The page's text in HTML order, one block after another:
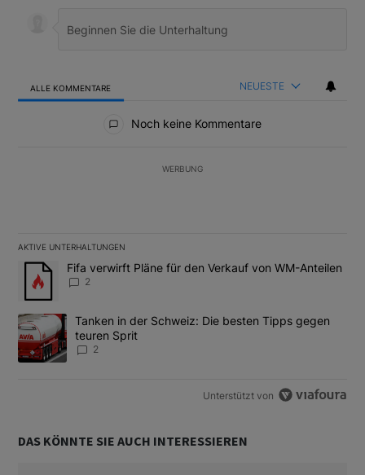
ALLE KOMMENTARE NEUESTE
Noch keine Kommentare
WERBUNG
AKTIVE UNTERHALTUNGEN
Das Folgende ist eine Liste der am meisten kommentierten
Ein Trendartikel mit dem Titel "Fifa verwirft Pläne für den
Fifa verwirft Pläne für den Verkauf von WM-Anteilen
2
Ein Trendartikel mit dem Titel "Tanken in der Schweiz: Die
Tanken in der Schweiz: Die besten Tipps gegen
teuren Sprit
2
Unterstützt von
DAS KÖNNTE SIE AUCH INTERESSIEREN